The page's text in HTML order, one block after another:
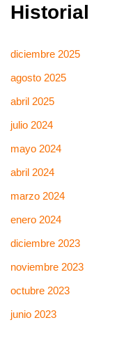
Historial
diciembre 2025
agosto 2025
abril 2025
julio 2024
mayo 2024
abril 2024
marzo 2024
enero 2024
diciembre 2023
noviembre 2023
octubre 2023
junio 2023